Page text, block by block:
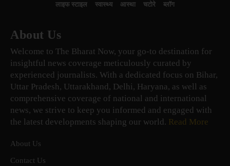
लाइफ स्टाइल
स्वास्थ्य आस्था चटोरे ब्लॉग
About Us
Welcome to The Bharat Now, your go-to destination for
insightful news coverage meticulously curated by
experienced journalists. With a dedicated focus on Bihar,
Uttar Pradesh, Uttarakhand, Delhi, Haryana, as well as
comprehensive coverage of national and international
news, we strive to keep you informed and engaged with
the latest developments shaping our world. Read More
About Us
Contact Us